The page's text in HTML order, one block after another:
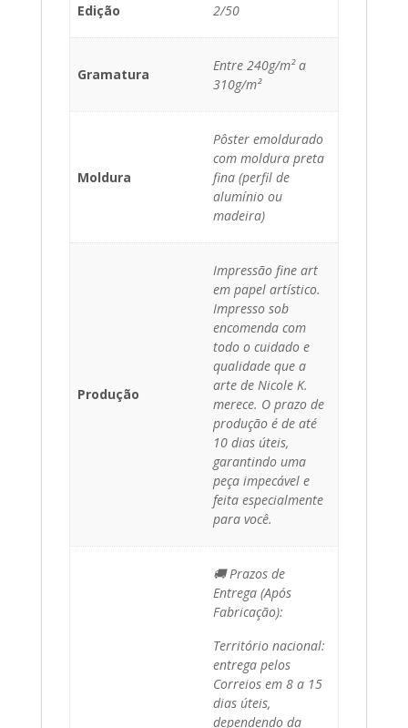
Edição 2/50
Gramatura
Entre 240g/m² a
310g/m²
Moldura
Pôster emoldurado
com moldura preta
fina (perfil de
alumínio ou
madeira)
Produção
Impressão fine art
em papel artístico.
Impresso sob
encomenda com
todo o cuidado e
qualidade que a
arte de Nicole K.
merece. O prazo de
produção é de até
10 dias úteis,
garantindo uma
peça impecável e
feita especialmente
para você.
🚚 Prazos de
Entrega (Após
Fabricação):
Território nacional:
entrega pelos
Correios em 8 a 15
dias úteis,
dependendo da